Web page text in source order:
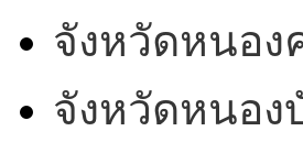
จังหวัดหนอง
จังหวัดหนอง